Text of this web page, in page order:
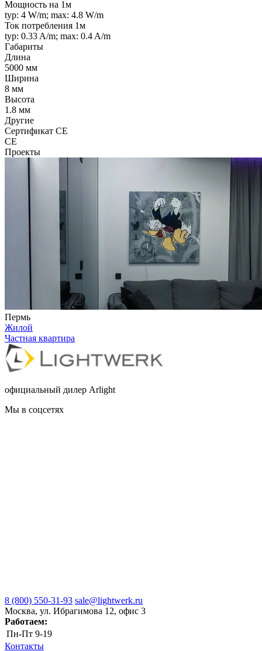
Мощность на 1м
typ: 4 W/m; max: 4.8 W/m
Ток потребления 1м
typ: 0.33 A/m; max: 0.4 A/m
Габариты
Длина
5000 мм
Ширина
8 мм
Высота
1.8 мм
Другие
Сертификат CE
CE
Проекты
Пермь
Жилой
Частная квартира
официальный дилер Arlight
Мы в соцсетях
8 (800) 550-31-93 sale@lightwerk.ru
Москва, ул. Ибрагимова 12, офис 3
Работаем:
Пн-Пт 9-19
Контакты